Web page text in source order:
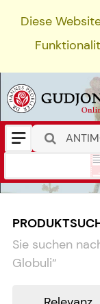
Diese
Sie suchen
Globuli“